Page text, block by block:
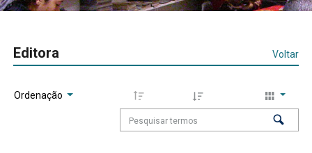
Editora Voltar
Ordenação